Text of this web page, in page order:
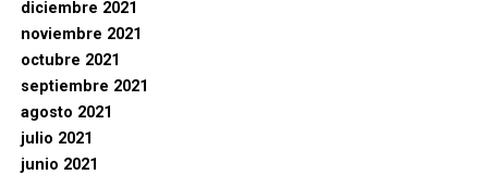
diciembre 2021
noviembre 2021
octubre 2021
septiembre 2021
agosto 2021
julio 2021
junio 2021